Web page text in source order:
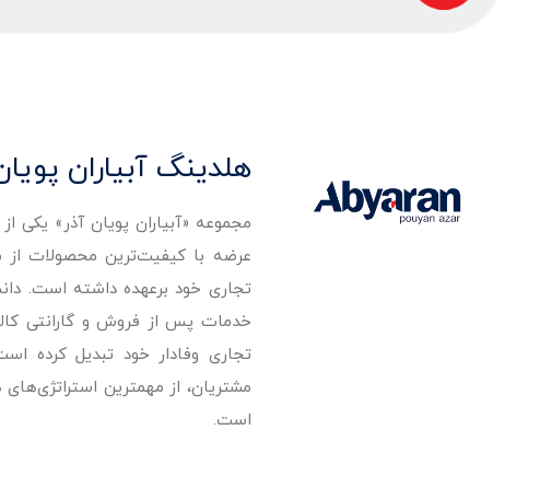
هلدینگ آبیاران
مجموعه «آبیاران پویان آذر»
تجاری خود برعهده داشته است.
خدمات پس از فروش و گارانتی کالا
تجاری وفادار خود تبدیل کرده
مشتریان، از مهمترین
است.